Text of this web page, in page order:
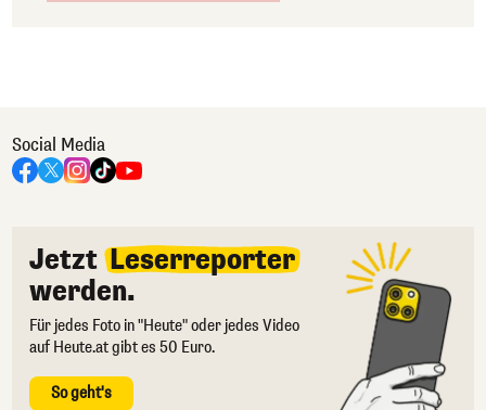
Social Media
Jetzt Leserreporter
werden.
Für jedes Foto in "Heute" oder jedes Video
auf Heute.at gibt es 50 Euro.
So geht's